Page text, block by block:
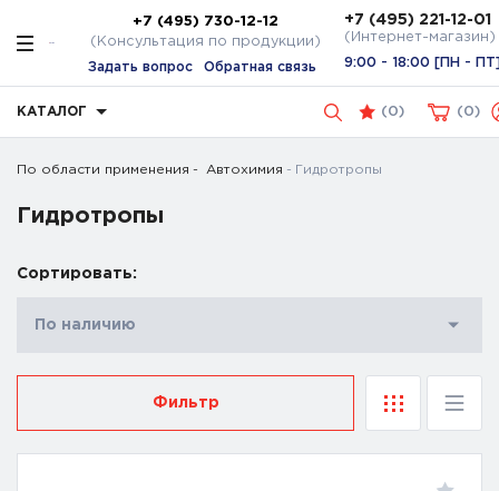
+7 (495) 730-12-12
(Консультация по продукции)
Задать вопрос Обратная связь
+7 (495) 221-12-01
(Интернет-магазин)
9:00 - 18:00 [ПН -
КАТАЛОГ (0) 0
По области применения Автохимия Гидротропы
Гидротропы
Сортировать:
По наличию
Фильтр